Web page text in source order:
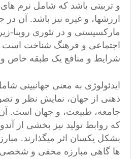
و تربیتی باشد که شامل نرم های
ارزشها، و غیره نیز باشد. آن
مارکسیستی و در تئوری روبنا-
اجتماعی و فرهنگ شناخت است
شرایط و منافع یک طبقه خاص و
ایدئولوژی به معنی جهانبینی
ذهنی از جهان، نمایش نظر و
جامعه، طبیعت، و جهان است.
که روابط تولید نیز بخشی از
بشکل یکسان اثر میگذارند.
ها گاهی مبارزه مخفی و